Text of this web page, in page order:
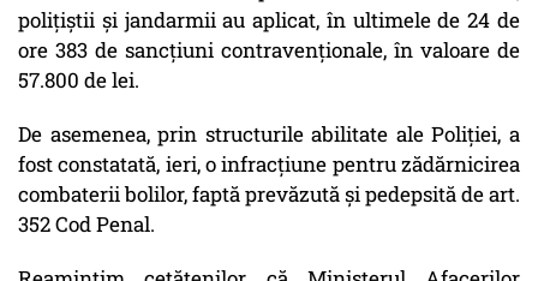
polițiștii și jandarmii au aplicat, în ultimele de 24 de
ore 383 de sancţiuni contravenţionale, în valoare de
57.800 de lei.
De asemenea, prin structurile abilitate ale Poliției, a
fost constatată, ieri, o infracțiune pentru zădărnicirea
combaterii bolilor, faptă prevăzută și pedepsită de art.
352 Cod Penal.